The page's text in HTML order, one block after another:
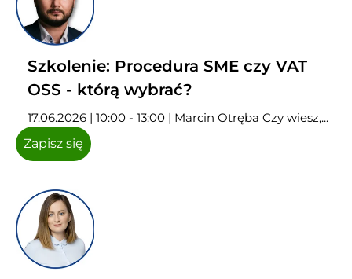
Szkolenie: Procedura SME czy VAT
OSS - którą wybrać?
17.06.2026 | 10:00 - 13:00 | Marcin Otręba Czy wiesz,...
Zapisz się